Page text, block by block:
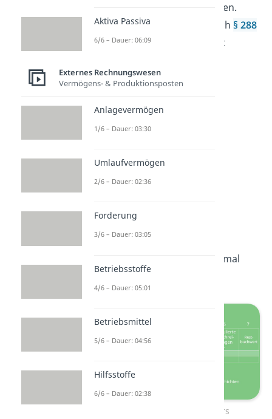
des Anlagevermögens erstellen.
Kleine KGs sind hingegen nach§ 288
Abs. 1 HGBvon dieser Pflicht
Aufbau des
Anlagengitters
Schauen wir uns doch direkt mal
denAufbauan:
Aufbau des Anlagengitters
Aktiva Passiva
6/6 – Dauer: 06:09
Externes Rechnungswesen
Vermögens- & Produktionsposten
Anlagevermögen
1/6 – Dauer: 03:30
Umlaufvermögen
2/6 – Dauer: 02:36
Forderung
3/6 – Dauer: 03:05
Betriebsstoffe
4/6 – Dauer: 05:01
Betriebsmittel
5/6 – Dauer: 04:56
Hilfsstoffe
6/6 – Dauer: 02:38